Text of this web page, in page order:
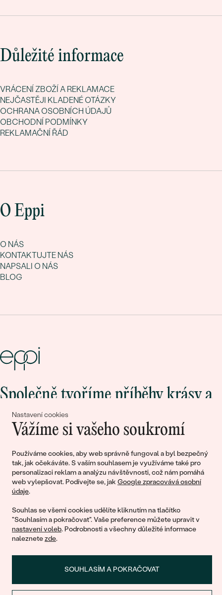
Nastavení cookies
Vážíme si vašeho soukromí
Používáme cookies, aby web správně fungoval a byl bezpečný
tak, jak očekáváte. S vaším souhlasem je využíváme také pro
personalizaci reklam a analýzu návštěvnosti, což nám pomáhá
web vylepšovat. Podívejte se, jak Google zpracovává osobní
údaje.
Souhlas se všemi cookies udělíte kliknutím na tlačítko
"Souhlasím a pokračovat". Vaše preference můžete upravit v
nastavení voleb. Podrobnosti a všechny důležité informace
naleznetezde.
SOUHLASÍM A POKRAČOVAT
Důležité informace
VRÁCENÍ ZBOŽÍ A REKLAMACE
NEJČASTĚJI KLADENÉ OTÁZKY
OCHRANA OSOBNÍCH ÚDAJŮ
OBCHODNÍ PODMÍNKY
REKLAMAČNÍ ŘÁD
O Eppi
O NÁS
KONTAKTUJTE NÁS
NAPSALI O NÁS
BLOG
Společně tvoříme příběhy krásy a
lásky
© 2011 - 2026, Eppi.cz